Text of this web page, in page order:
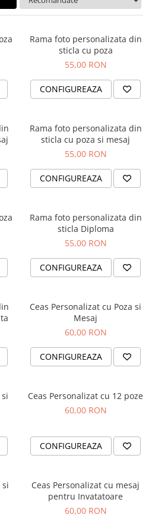
Rama foto personalizata din
sticla cu poza
55,00 RON
CONFIGUREAZA
Rama foto personalizata din
sticla cu poza si mesaj
55,00 RON
CONFIGUREAZA
Rama foto personalizata din
sticla Diploma
55,00 RON
CONFIGUREAZA
Ceas Personalizat cu Poza si
Mesaj
60,00 RON
CONFIGUREAZA
Ceas Personalizat cu 12 poze
60,00 RON
CONFIGUREAZA
si
Ceas Personalizat cu mesaj
pentru Invatatoare
60,00 RON